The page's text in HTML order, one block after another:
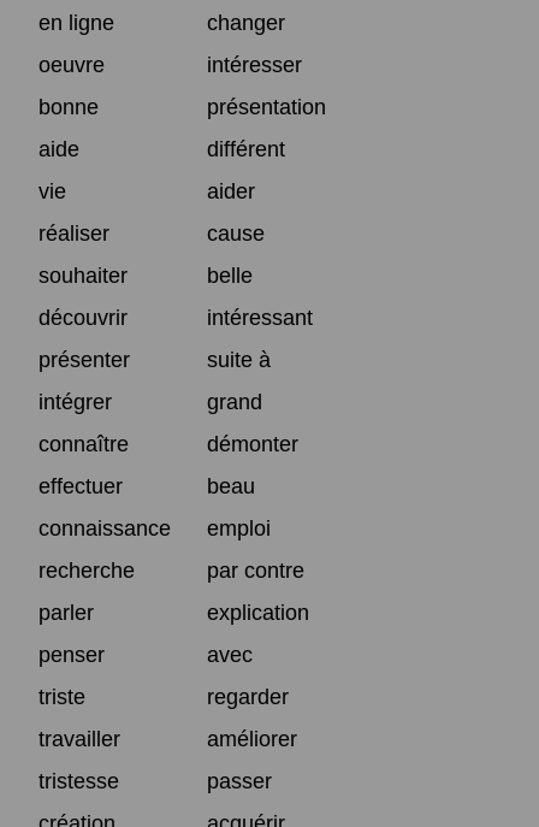
en ligne
changer
oeuvre
intéresser
bonne
présentation
aide
différent
vie
aider
réaliser
cause
souhaiter
belle
découvrir
intéressant
présenter
suite à
intégrer
grand
connaître
démonter
effectuer
beau
connaissance
emploi
recherche
par contre
parler
explication
penser
avec
triste
regarder
travailler
améliorer
tristesse
passer